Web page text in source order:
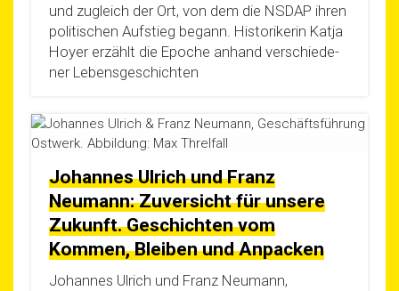
und zugleich der Ort, von dem die NSDAP ihren
poli­ti­schen Auf­stieg begann. His­to­ri­ke­rin Kat­ja
Hoyer erzählt die Epo­che anhand ver­schie­de­
ner Lebensgeschichten
Johannes Ulrich und Franz
Neumann: Zuversicht für unsere
Zukunft. Geschichten vom
Kommen, Bleiben und Anpacken
Johan­nes Ulrich und Franz Neu­mann,